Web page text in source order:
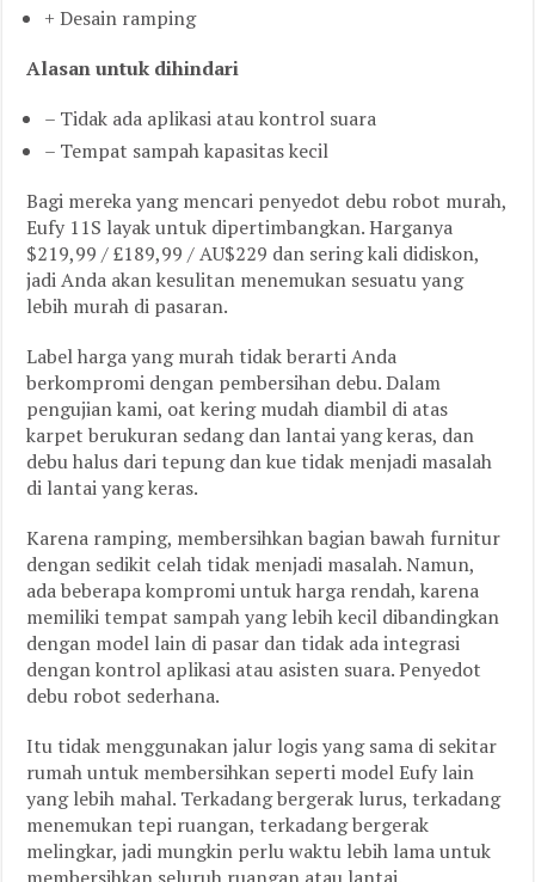
+ Desain ramping
Alasan untuk dihindari
– Tidak ada aplikasi atau kontrol suara
– Tempat sampah kapasitas kecil
Bagi mereka yang mencari penyedot debu robot murah,
Eufy 11S layak untuk dipertimbangkan. Harganya
$219,99 / £189,99 / AU$229 dan sering kali didiskon,
jadi Anda akan kesulitan menemukan sesuatu yang
lebih murah di pasaran.
Label harga yang murah tidak berarti Anda
berkompromi dengan pembersihan debu. Dalam
pengujian kami, oat kering mudah diambil di atas
karpet berukuran sedang dan lantai yang keras, dan
debu halus dari tepung dan kue tidak menjadi masalah
di lantai yang keras.
Karena ramping, membersihkan bagian bawah furnitur
dengan sedikit celah tidak menjadi masalah. Namun,
ada beberapa kompromi untuk harga rendah, karena
memiliki tempat sampah yang lebih kecil dibandingkan
dengan model lain di pasar dan tidak ada integrasi
dengan kontrol aplikasi atau asisten suara. Penyedot
debu robot sederhana.
Itu tidak menggunakan jalur logis yang sama di sekitar
rumah untuk membersihkan seperti model Eufy lain
yang lebih mahal. Terkadang bergerak lurus, terkadang
menemukan tepi ruangan, terkadang bergerak
melingkar, jadi mungkin perlu waktu lebih lama untuk